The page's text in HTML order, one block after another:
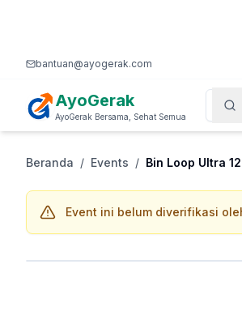
bantuan@ayogerak.com
AyoGerak
AyoGerak Bersama, Sehat Semua
Beranda / Events / Bin Loop Ultra
Event ini belum diverifikasi